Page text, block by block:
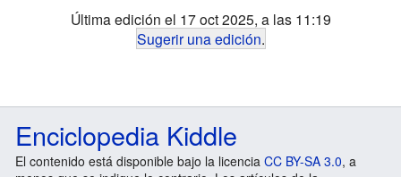
Última edición el 17 oct 2025, a las 11:19
Sugerir una edición.
Enciclopedia Kiddle
El contenido está disponible bajo la licencia CC BY-SA 3.0, a